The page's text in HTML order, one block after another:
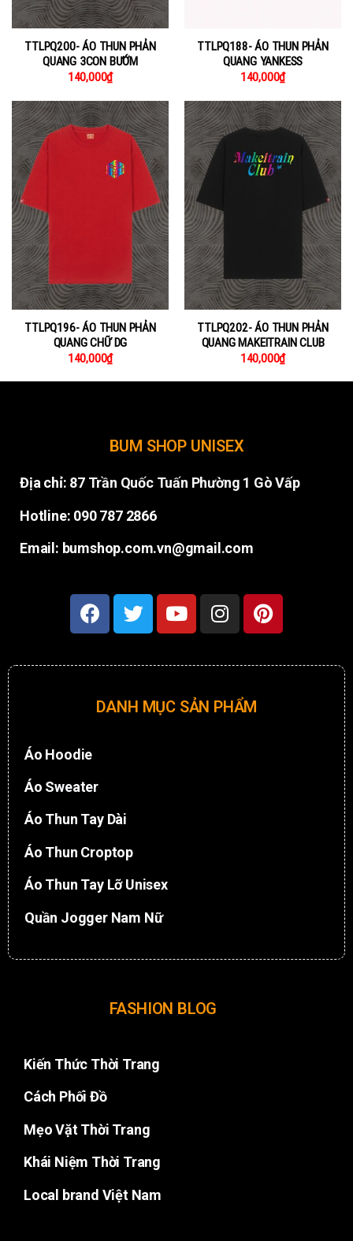
TTLPQ200- ÁO THUN PHẢN
QUANG 3CON BƯỚM
140,000₫
TTLPQ188- ÁO THUN PHẢN
QUANG YANKESS
140,000₫
TTLPQ196- ÁO THUN PHẢN
QUANG CHỮ DG
140,000₫
TTLPQ202- ÁO THUN PHẢN
QUANG MAKEITRAIN CLUB
140,000₫
BUM SHOP UNISEX
Địa chỉ: 87 Trần Quốc Tuấn Phường 1 Gò Vấp
Hotline: 090 787 2866
Email: bumshop.com.vn@gmail.com
DANH MỤC SẢN PHẨM
Áo Hoodie
Áo Sweater
Áo Thun Tay Dài
Áo Thun Croptop
Áo Thun Tay Lỡ Unisex
Quần Jogger Nam Nữ
FASHION BLOG
Kiến Thức Thời Trang
Cách Phối Đồ
Mẹo Vặt Thời Trang
Khái Niệm Thời Trang
Local brand Việt Nam